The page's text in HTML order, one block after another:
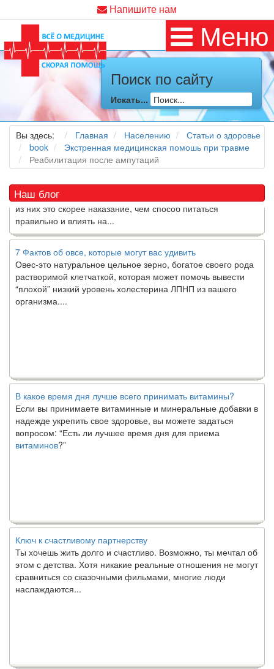
Напишите нам
Меню
Поиск по сайту
Искать...
Вы здесь: Главная Населению
Статьи о здоровье
book
Экстренная медицинская помошь при травме
Реабилитация после ампутаций
Наш блог
Как я заболел во время локдауна?
Это странная ситуация: вы соблюдали все меры
предосторожности COVID-19 (вы почти все время дома),
но, тем не менее, вы каким-то образом простудились. Вы
можете задаться...
5 причин обратить внимание на средиземноморскую диету
приходят в нашужизньи быстро исчезают из нее. Многие
из них это скорее наказание, чем способ питаться
правильно и влиять на...
7 Фактов об овсе, которые могут вас удивить
Овес-это натуральное цельное зерно, богатое своего рода
растворимой клетчаткой, которая может помочь вывести
“плохой” низкий уровень холестерина ЛПНП из вашего
организма....
В какое время дня лучше всего принимать витамины?
Если вы принимаете витаминные и минеральные добавки в
надежде укрепить свое здоровье, вы можете задаться
вопросом: “Есть ли лучшее время дня для приема
витаминов ?”
Ключ к счастливому партнерству
Ты хочешь жить долго и счастливо. Возможно, ты мечтал об
этом с детства. Хотя никакие реальные отношения не могут
сравниться со сказочными фильмами, многие люди
наслаждаются...